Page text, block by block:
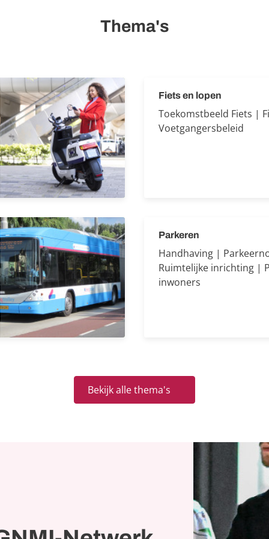
Thema's
Fiets en lopen
Toekomstbeeld Fiets |
Voetgangersbeleid
Parkeren
Handhaving |
Ruimtelijke inrichting |
inwoners
Bekijk alle thema's